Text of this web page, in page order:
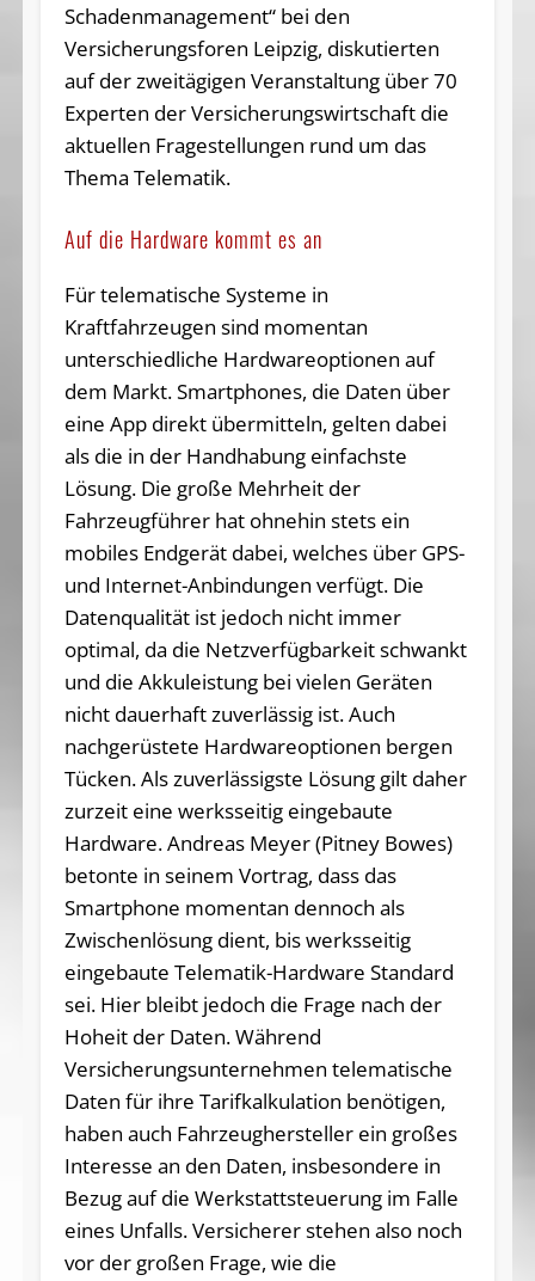
Schadenmanagement“ bei den
Versicherungsforen Leipzig, diskutierten
auf der zweitägigen Veranstaltung über 70
Experten der Versicherungswirtschaft die
aktuellen Fragestellungen rund um das
Thema Telematik.
Auf die Hardware kommt es an
Für telematische Systeme in
Kraftfahrzeugen sind momentan
unterschiedliche Hardwareoptionen auf
dem Markt. Smartphones, die Daten über
eine App direkt übermitteln, gelten dabei
als die in der Handhabung einfachste
Lösung. Die große Mehrheit der
Fahrzeugführer hat ohnehin stets ein
mobiles Endgerät dabei, welches über GPS-
und Internet-Anbindungen verfügt. Die
Datenqualität ist jedoch nicht immer
optimal, da die Netzverfügbarkeit schwankt
und die Akkuleistung bei vielen Geräten
nicht dauerhaft zuverlässig ist. Auch
nachgerüstete Hardwareoptionen bergen
Tücken. Als zuverlässigste Lösung gilt daher
zurzeit eine werksseitig eingebaute
Hardware. Andreas Meyer (Pitney Bowes)
betonte in seinem Vortrag, dass das
Smartphone momentan dennoch als
Zwischenlösung dient, bis werksseitig
eingebaute Telematik-Hardware Standard
sei. Hier bleibt jedoch die Frage nach der
Hoheit der Daten. Während
Versicherungsunternehmen telematische
Daten für ihre Tarifkalkulation benötigen,
haben auch Fahrzeughersteller ein großes
Interesse an den Daten, insbesondere in
Bezug auf die Werkstattsteuerung im Falle
eines Unfalls. Versicherer stehen also noch
vor der großen Frage, wie die